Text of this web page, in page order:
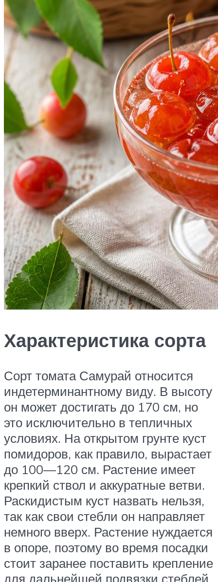
Характеристика сорта
Сорт томата Самурай относится
индетерминантному виду. В высоту
он может достигать до 170 см, но
это исключительно в тепличных
условиях. На открытом грунте куст
помидоров, как правило, вырастает
до 100—120 см. Растение имеет
крепкий ствол и аккуратные ветви.
Раскидистым куст назвать нельзя,
так как свои стебли он направляет
немного вверх. Растение нуждается
в опоре, поэтому во время посадки
стоит заранее поставить крепление
для дальнейшей подвязки стеблей.